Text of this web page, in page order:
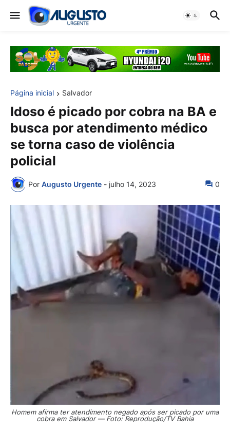
Página inicial Salvador
Idoso é picado por cobra na BA e
busca por atendimento médico
se torna caso de violência
policial
Por Augusto Urgente - julho 14, 2023 0
Homem afirma ter atendimento negado após ser picado por uma
cobra em Salvador — Foto: Reprodução/TV Bahia